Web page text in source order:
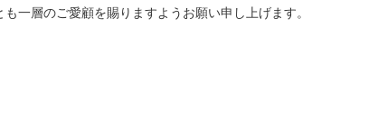
も一層のご愛顧を賜りますようお願い申し上げます。